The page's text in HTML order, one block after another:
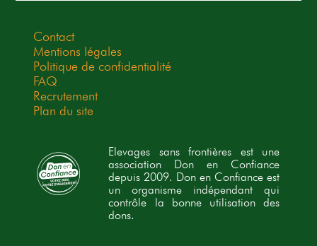
Contact
Mentions légales
Politique de confidentialité
FAQ
Recrutement
Plan du site
Elevages sans frontières est une
association Don en Confiance
depuis 2009. Don en Confiance est
un organisme indépendant qui
contrôle la bonne utilisation des
dons.